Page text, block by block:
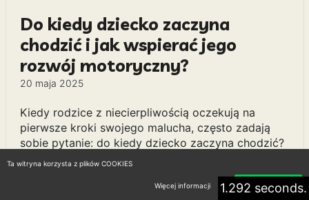
Do kiedy dziecko zaczyna
chodzić i jak wspierać jego
rozwój motoryczny?
20 maja 2025
Kiedy rodzice z niecierpliwością oczekują na
pierwsze kroki swojego malucha, często zadają
sobie pytanie: do kiedy dziecko zaczyna chodzić?
Zazwyczaj pierwsze próby stawiania kroczków
mają miejsce w przedziale wiekowym od 9 do 15
miesięcy. Każde dziecko rozwija się w swoim1.292 seconds.
Ta witryna korzysta z plików COOKIES
Więcej informacji Akceptuję